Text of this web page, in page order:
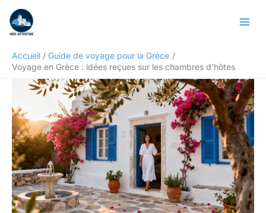
contenu
Accueil
Guide de voyage pour la Grèce
Voyage en Grèce : idées reçues sur les chambres d’hôtes
Rechercher